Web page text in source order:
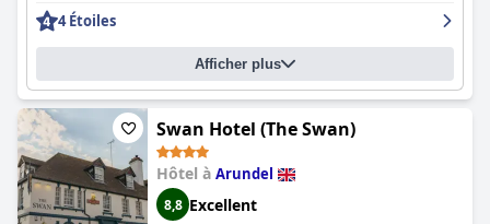
4 Étoiles
Afficher plus
Swan Hotel (The Swan)
Hôtel à Arundel
8,8 Excellent